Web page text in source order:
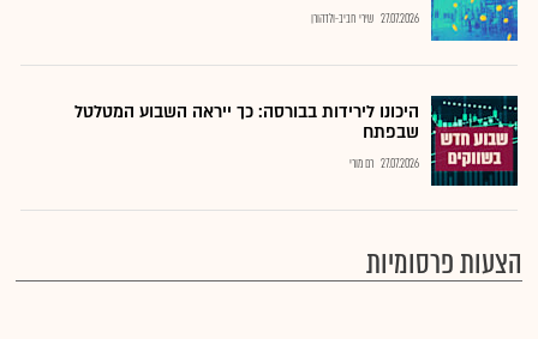
27.07.2026 שירי חביב-ולדהורן
היכונו לירידות בבורסה: כך ייראה השבוע המטלטל
שבפתח
27.07.2026 רם מורי
הצעות פרסומיות